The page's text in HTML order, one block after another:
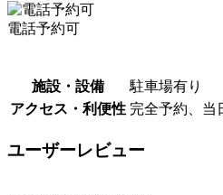
電話予約可
施設・設備
駐車場有り
アクセス・利便性 完全予約、当
ユーザーレビュー